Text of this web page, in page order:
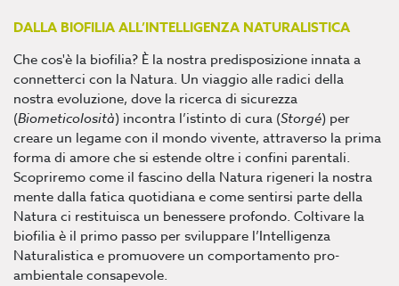
DALLA BIOFILIA ALL’INTELLIGENZA NATURALISTICA
Che cos'è la biofilia? È la nostra predisposizione innata a
connetterci con la Natura. Un viaggio alle radici della
nostra evoluzione, dove la ricerca di sicurezza
(Biometicolosità) incontra l’istinto di cura (Storgé) per
creare un legame con il mondo vivente, attraverso la prima
forma di amore che si estende oltre i confini parentali.
Scopriremo come il fascino della Natura rigeneri la nostra
mente dalla fatica quotidiana e come sentirsi parte della
Natura ci restituisca un benessere profondo. Coltivare la
biofilia è il primo passo per sviluppare l’Intelligenza
Naturalistica e promuovere un comportamento pro-
ambientale consapevole.